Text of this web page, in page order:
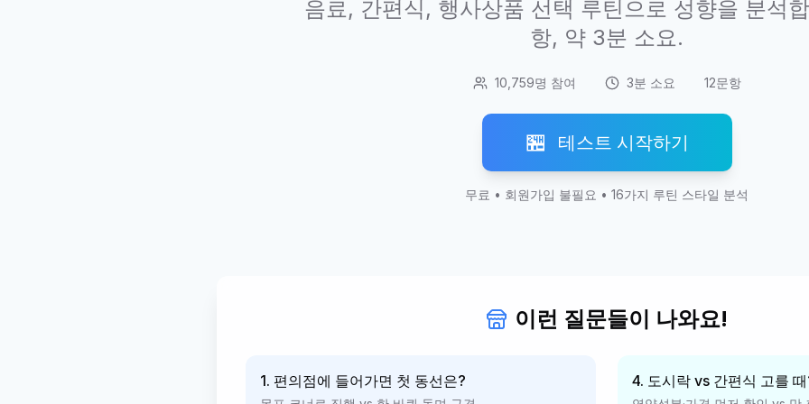
음료, 간편식, 행사상품 선택 루틴으로 성향을 분석
항, 약 3분 소요.
10,759명 참여 3분 소요 12문항
🏪 테스트 시작하기
무료 • 회원가입 불필요 • 16가지 루틴 스타일 분석
이런 질문들이 나와요!
1. 편의점에 들어가면 첫 동선은? 4. 도시락 vs 간편식 고를